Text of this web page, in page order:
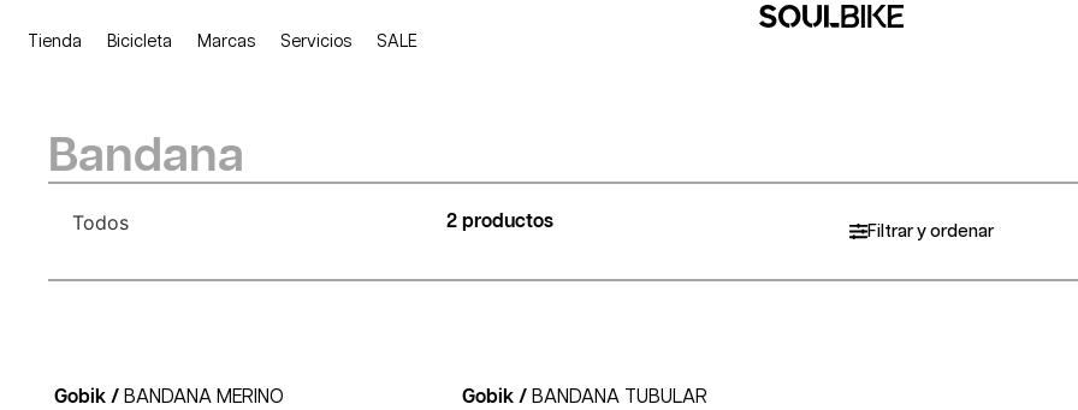
Tienda Bicicleta Marcas Servicios SALE
Bandana
Todos 2 productos Filtrar y ordenar
Gobik / BANDANA MERINO
Gobik / BANDANA TUBULAR